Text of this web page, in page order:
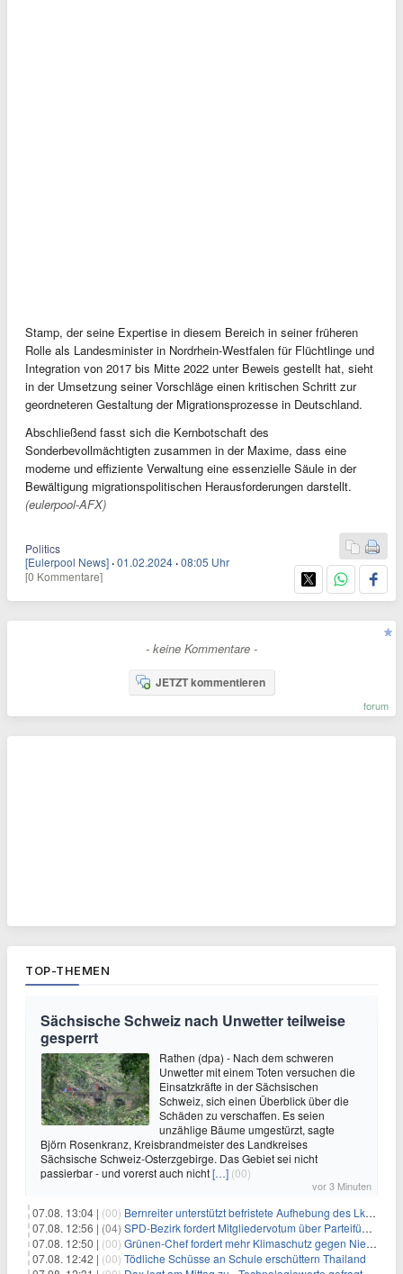
Stamp, der seine Expertise in diesem Bereich in seiner früheren
Rolle als Landesminister in Nordrhein-Westfalen für Flüchtlinge und
Integration von 2017 bis Mitte 2022 unter Beweis gestellt hat, sieht
in der Umsetzung seiner Vorschläge einen kritischen Schritt zur
geordneteren Gestaltung der Migrationsprozesse in Deutschland.
Abschließend fasst sich die Kernbotschaft des
Sonderbevollmächtigten zusammen in der Maxime, dass eine
moderne und effiziente Verwaltung eine essenzielle Säule in der
Bewältigung migrationspolitischen Herausforderungen darstellt.
(eulerpool-AFX)
Politics
[Eulerpool News] ·01.02.2024 ·08:05 Uhr
[0 Kommentare]
- keine Kommentare -
JETZT kommentieren
forum
TOP-THEMEN
Sächsische Schweiz nach Unwetter teilweise
gesperrt
Rathen (dpa) - Nach dem schweren
Unwetter mit einem Toten versuchen die
Einsatzkräfte in der Sächsischen
Schweiz, sich einen Überblick über die
Schäden zu verschaffen. Es seien
unzählige Bäume umgestürzt, sagte
Björn Rosenkranz, Kreisbrandmeister des Landkreises
Sächsische Schweiz-Osterzgebirge. Das Gebiet sei nicht
passierbar - und vorerst auch nicht[…] (00)
vor 3 Minuten
07.08. 13:04 | (00) Bernreiter unterstützt befristete Aufhebung des Lkw-Fahrverbots
07.08. 12:56 | (04) SPD-Bezirk fordert Mitgliedervotum über Parteiführung
07.08. 12:50 | (00) Grünen-Chef fordert mehr Klimaschutz gegen Niedrigwasser
07.08. 12:42 | (00) Tödliche Schüsse an Schule erschüttern Thailand